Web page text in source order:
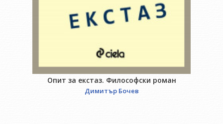
Опит за екстаз. Философски роман
Димитър Бочев